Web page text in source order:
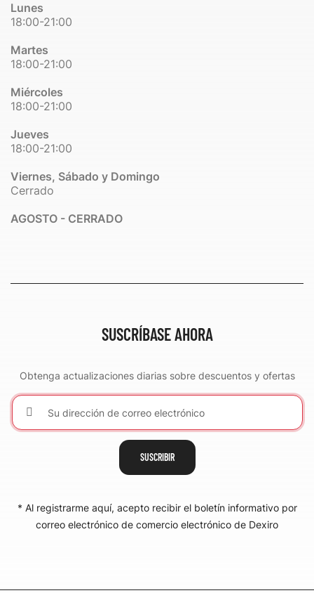
Lunes
18:00-21:00
Martes
18:00-21:00
Miércoles
18:00-21:00
Jueves
18:00-21:00
Viernes, Sábado y Domingo
Cerrado
AGOSTO - CERRADO
SUSCRÍBASE AHORA
Obtenga actualizaciones diarias sobre descuentos y ofertas
SUSCRIBIR
* Al registrarme aquí, acepto recibir el boletín informativo por
correo electrónico de comercio electrónico de Dexiro